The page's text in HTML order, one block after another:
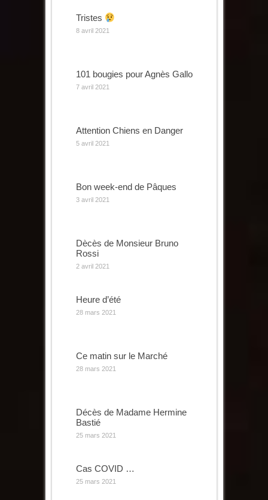
Tristes
8 avril 2021
101 bougies pour Agnès Gallo
7 avril 2021
Attention Chiens en Danger
5 avril 2021
Bon week-end de Pâques
3 avril 2021
Dècès de Monsieur Bruno
Rossi
2 avril 2021
Heure d’été
28 mars 2021
Ce matin sur le Marché
28 mars 2021
Décès de Madame Hermine
Bastié
25 mars 2021
Cas COVID …
25 mars 2021